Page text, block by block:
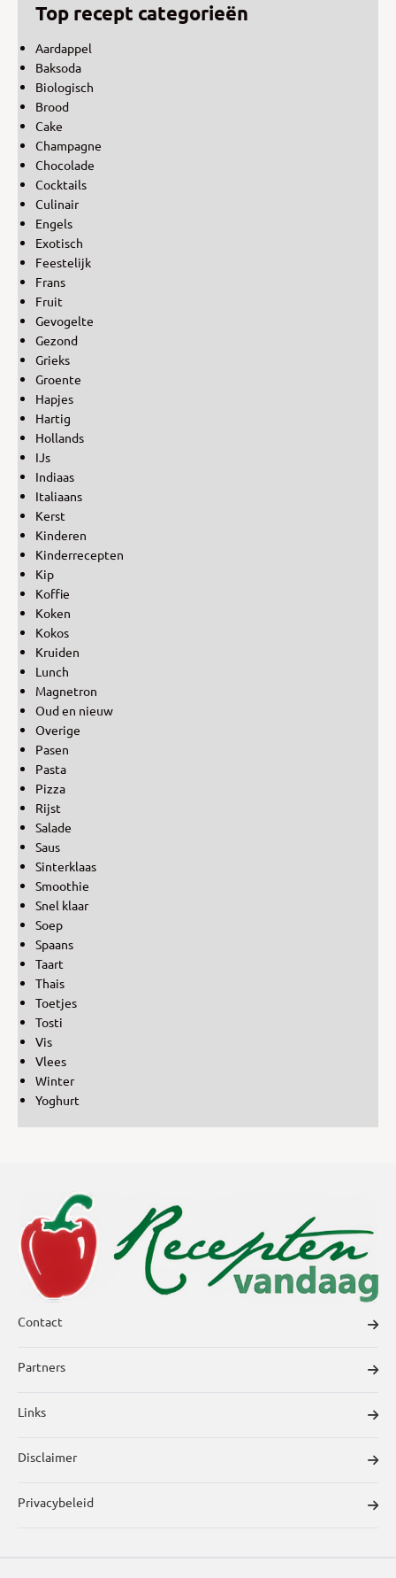
Top recept categorieën
Aardappel
Baksoda
Biologisch
Brood
Cake
Champagne
Chocolade
Cocktails
Culinair
Engels
Exotisch
Feestelijk
Frans
Fruit
Gevogelte
Gezond
Grieks
Groente
Hapjes
Hartig
Hollands
IJs
Indiaas
Italiaans
Kerst
Kinderen
Kinderrecepten
Kip
Koffie
Koken
Kokos
Kruiden
Lunch
Magnetron
Oud en nieuw
Overige
Pasen
Pasta
Pizza
Rijst
Salade
Saus
Sinterklaas
Smoothie
Snel klaar
Soep
Spaans
Taart
Thais
Toetjes
Tosti
Vis
Vlees
Winter
Yoghurt
Contact
Partners
Links
Disclaimer
Privacybeleid